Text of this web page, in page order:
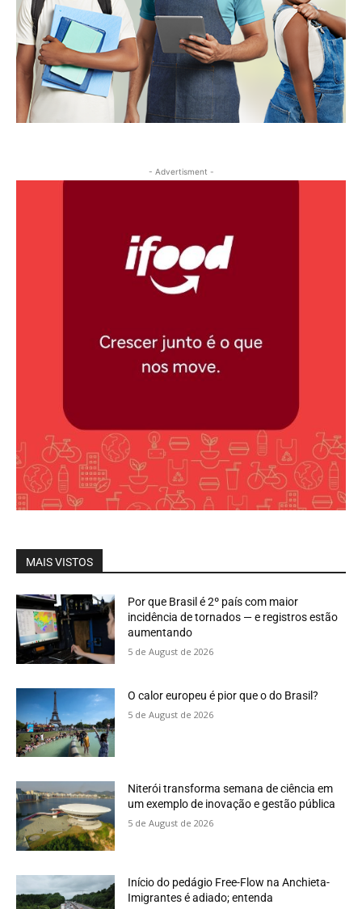
- Advertisment -
MAIS VISTOS
Por que Brasil é 2º país com maior
incidência de tornados — e registros estão
aumentando
5 de August de 2026
O calor europeu é pior que o do Brasil?
5 de August de 2026
Niterói transforma semana de ciência em
um exemplo de inovação e gestão pública
5 de August de 2026
Início do pedágio Free-Flow na Anchieta-
Imigrantes é adiado; entenda